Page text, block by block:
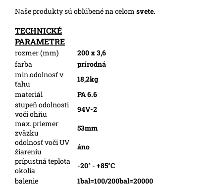
Naše produkty sú obľúbené na celom svete.
TECHNICKÉ
PARAMETRE
rozmer (mm)
200 x 3,6
farba
prírodná
min.odolnosť v
ťahu
18,2kg
materiál
PA 6.6
stupeň odolnosti
voči ohňu
94V-2
max. priemer
zväzku
53mm
odolnosť voči UV
žiareniu
áno
prípustná teplota
okolia
-20° - +85°C
balenie
1bal=100/200bal=20000